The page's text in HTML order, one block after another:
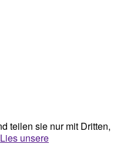
teilen sie nur mit Dritten,
Lies unsere